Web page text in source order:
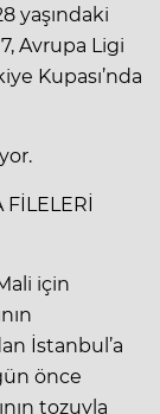
yaşındaki
Avrupa Ligi
Kupası’nda
FİLELERİ
için
İstanbul’a
önce
tozuyla